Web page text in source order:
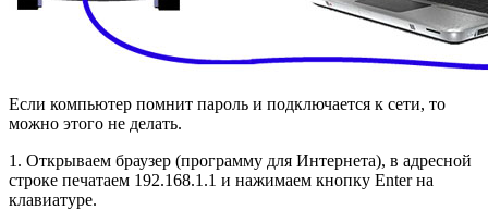
Если компьютер помнит пароль и подключается к сети, то
можно этого не делать.
1. Открываем браузер (программу для Интернета), в адресной
строке печатаем 192.168.1.1 и нажимаем кнопку Enter на
клавиатуре.